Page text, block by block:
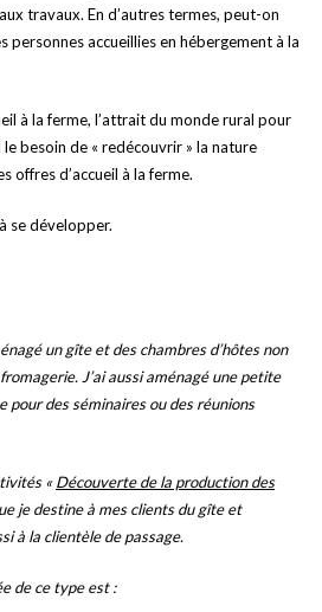
travaux. En d’autres termes, peut-on
accueillies en hébergement à la
à la ferme, l’attrait du monde rural pour
besoin de « redécouvrir » la nature
offres d’accueil à la ferme.
se développer.
un gîte et des chambres d’hôtes non
J’ai aussi aménagé une petite
pour des séminaires ou des réunions
«Découverte de la production des
je destine à mes clients du gîte et
à la clientèle de passage.
de ce type est :